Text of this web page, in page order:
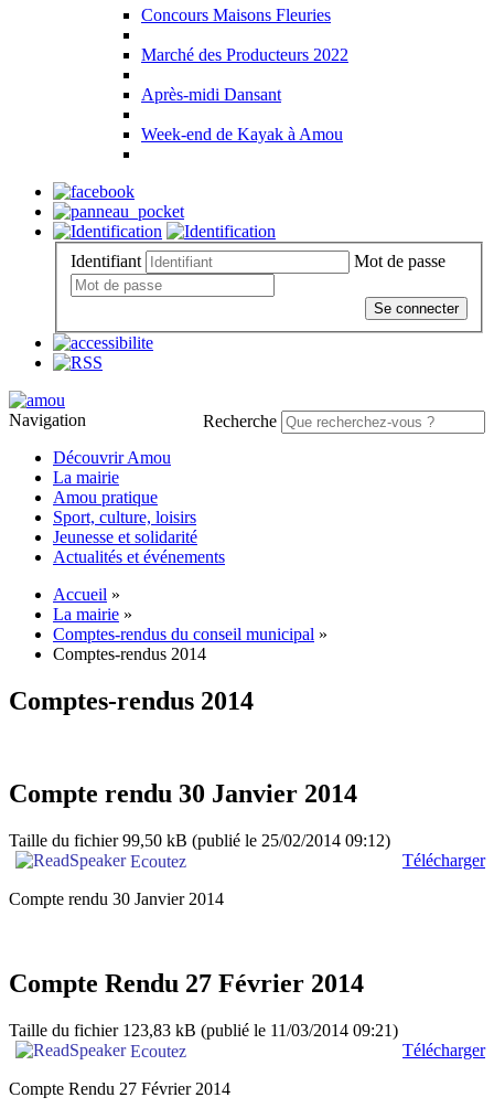
Concours Maisons Fleuries
Marché des Producteurs 2022
Après-midi Dansant
Week-end de Kayak à Amou
Identifiant Mot de passe
Se connecter
Recherche
Navigation
Découvrir Amou
La mairie
Amou pratique
Sport, culture, loisirs
Jeunesse et solidarité
Actualités et événements
Accueil »
La mairie »
Comptes-rendus du conseil municipal »
Comptes-rendus 2014
Comptes-rendus 2014
Compte rendu 30 Janvier 2014
Taille du fichier 99,50 kB (publié le 25/02/2014 09:12)
Ecoutez
Télécharger
Compte rendu 30 Janvier 2014
Compte Rendu 27 Février 2014
Taille du fichier 123,83 kB (publié le 11/03/2014 09:21)
Ecoutez
Télécharger
Compte Rendu 27 Février 2014